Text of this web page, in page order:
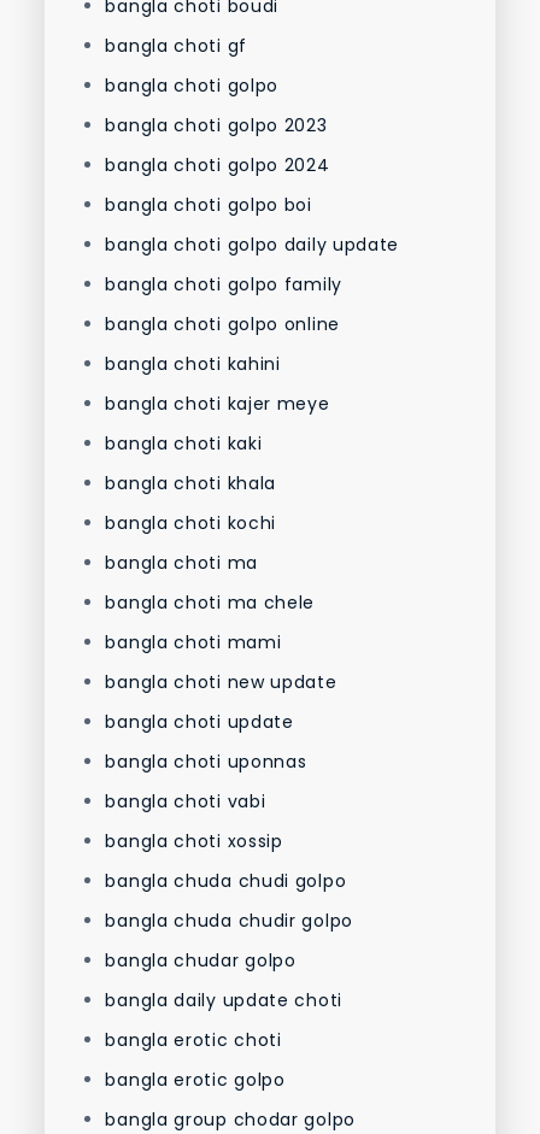
bangla choti boudi
bangla choti gf
bangla choti golpo
bangla choti golpo 2023
bangla choti golpo 2024
bangla choti golpo boi
bangla choti golpo daily update
bangla choti golpo family
bangla choti golpo online
bangla choti kahini
bangla choti kajer meye
bangla choti kaki
bangla choti khala
bangla choti kochi
bangla choti ma
bangla choti ma chele
bangla choti mami
bangla choti new update
bangla choti update
bangla choti uponnas
bangla choti vabi
bangla choti xossip
bangla chuda chudi golpo
bangla chuda chudir golpo
bangla chudar golpo
bangla daily update choti
bangla erotic choti
bangla erotic golpo
bangla group chodar golpo